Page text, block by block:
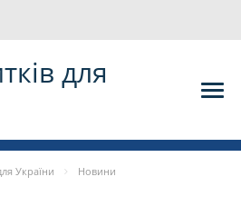
для
України Новини